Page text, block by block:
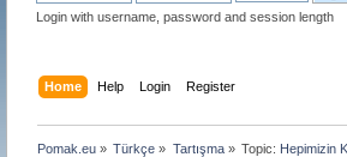
Login with username, password and session length
Home Help Login Register
Pomak.eu » Türkçe » Tartışma» Topic: Hepimizin